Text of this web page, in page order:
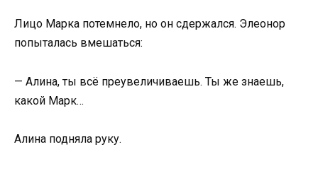
Лицо Марка потемнело, но он сдержался. Элеонор
попыталась вмешаться:
— Алина, ты всё преувеличиваешь. Ты же знаешь,
какой Марк…
Алина подняла руку.